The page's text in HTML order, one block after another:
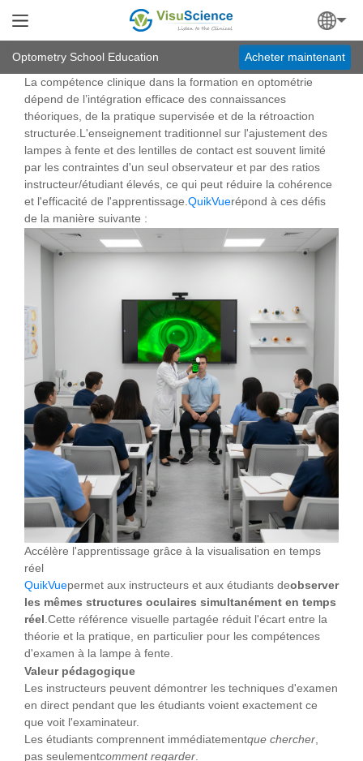
Optometry School Education
Acheter maintenant
La compétence clinique dans la formation en optométrie
dépend de l’intégration efficace des connaissances
théoriques, de la pratique supervisée et de la rétroaction
structurée.L'enseignement traditionnel sur l'ajustement des
lampes à fente et des lentilles de contact est souvent limité
par les contraintes d'un seul observateur et par des ratios
instructeur/étudiant élevés, ce qui peut réduire la cohérence
et l'efficacité de l'apprentissage. QuikVuerépond à ces défis
de la manière suivante :
Accélère l'apprentissage grâce à la visualisation en temps
réel
QuikVuepermet aux instructeurs et aux étudiants deobserver
les mêmes structures oculaires simultanément en temps
réel .Cette référence visuelle partagée réduit l'écart entre la
théorie et la pratique, en particulier pour les compétences
d'examen à la lampe à fente.
Valeur pédagogique
Les instructeurs peuvent démontrer les techniques d'examen
en direct pendant que les étudiants voient exactement ce
que voit l'examinateur.
Les étudiants comprennent immédiatementque chercher,
pas seulementcomment regarder.